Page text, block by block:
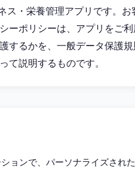
ス・栄養管理アプリです。お
ーポリシーは、アプリをご
するかを、一般データ保護
て説明するものです。
ョンで、パーソナライズされ